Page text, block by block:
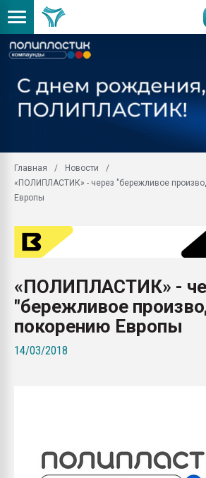
Главная
Новости
«ПОЛИПЛАСТИК» - через "бережливое
Европы
«ПОЛИПЛАСТИК» -
"бережливое
покорению Европы
14/03/2018